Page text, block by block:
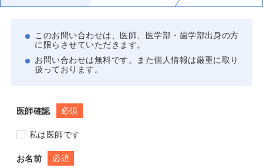
このお問い合わせは、医師、医学部・歯学部出身の方
に限らさせていただきます。
お問い合わせは無料です。また個人情報は厳重に取り
扱っております。
医師確認 必須
私は医師です
お名前 必須